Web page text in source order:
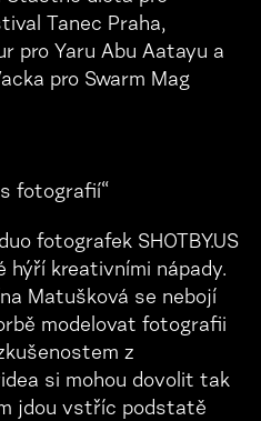
fotografií“
fotografek SHOTBY.US
hýří kreativními nápady.
Matušková se nebojí
modelovat fotografii
z
si mohou dovolit tak
jdou vstříc podstatě